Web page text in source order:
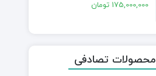
175,000,000 تومان
محصولات تصادفی